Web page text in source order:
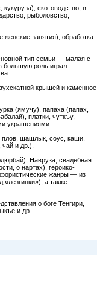
скотоводство, в
рыболовство,
занятия), обработка
тип семьи — малая с
большую роль играл
крышей и каменное
(ямучу), папаха (папах,
платки, чуткъу,
украшениями.
шашлык, соус, каши,
и др.).
Навруза; свадебная
о нартах), героико-
жанры — из
а также
о боге Тенгири,
и др.